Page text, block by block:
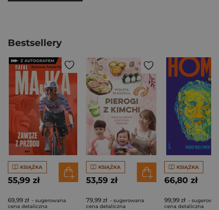
Bestsellery
KSIĄŻKA
55,99 zł
69,99 zł - sugerowana
cena detaliczna
KSIĄŻKA
53,59 zł
79,99 zł - sugerowana
cena detaliczna
KSIĄŻKA
66,80 zł
99,99 zł -
cena detaliczna